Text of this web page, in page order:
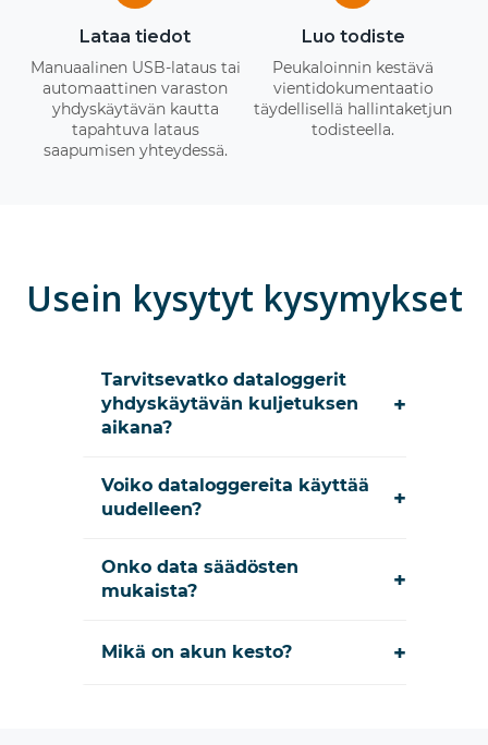
Lataa tiedot
Manuaalinen USB-lataus tai
automaattinen varaston
yhdyskäytävän kautta
tapahtuva lataus
saapumisen yhteydessä.
Luo todiste
Peukaloinnin kestävä
vientidokumentaatio
täydellisellä hallintaketjun
todisteella.
Usein kysytyt kysymykset
Tarvitsevatko dataloggerit
yhdyskäytävän kuljetuksen
aikana?
+
Voiko dataloggereita käyttää
uudelleen?
+
Onko data säädösten
mukaista?
+
Mikä on akun kesto? +